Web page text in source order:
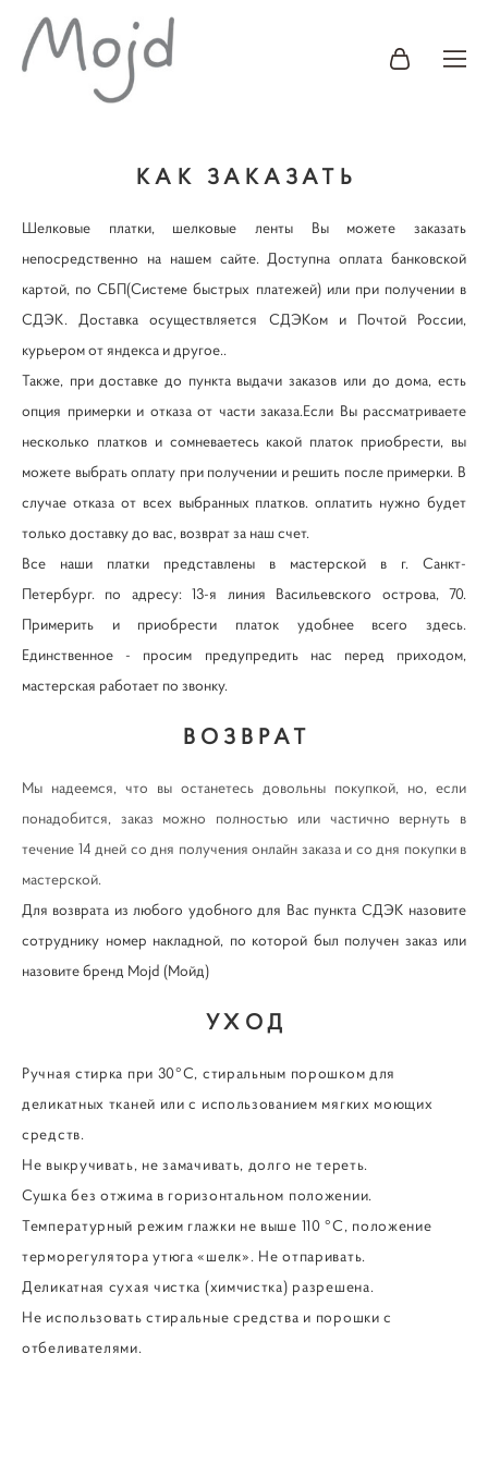
КАК ЗАКАЗАТЬ
Шелковые платки, шелковые ленты Вы можете заказать
непосредственно на нашем сайте. Доступна оплата банковской
картой, по СБП(Системе быстрых платежей) или при получении в
СДЭК. Доставка осуществляется СДЭКом и Почтой России,
курьером от яндекса и другое..
Также, при доставке до пункта выдачи заказов или до дома, есть
опция примерки и отказа от части заказа.Если Вы рассматриваете
несколько платков и сомневаетесь какой платок приобрести, вы
можете выбрать оплату при получении и решить после примерки. В
случае отказа от всех выбранных платков. оплатить нужно будет
только доставку до вас, возврат за наш счет.
Все наши платки представлены в мастерской в г. Санкт-
Петербург. по адресу: 13-я линия Васильевского острова, 70.
Примерить и приобрести платок удобнее всего здесь.
Единственное - просим предупредить нас перед приходом,
мастерская работает по звонку.
ВОЗВРАТ
Мы надеемся, что вы останетесь довольны покупкой, но, если
понадобится, заказ можно полностью или частично вернуть в
течение 14 дней со дня получения онлайн заказа и со дня покупки в
мастерской.
Для возврата из любого удобного для Вас пункта СДЭК назовите
сотруднику номер накладной, по которой был получен заказ или
назовите бренд Mojd (Мойд)
УХОД
Ручная стирка при 30°С, стиральным порошком для
деликатных тканей или с использованием мягких моющих
средств.
Не выкручивать, не замачивать, долго не тереть.
Сушка без отжима в горизонтальном положении.
Температурный режим глажки не выше 110 °С, положение
терморегулятора утюга «шелк». Не отпаривать.
Деликатная сухая чистка (химчистка) разрешена.
Не использовать стиральные средства и порошки с
отбеливателями.